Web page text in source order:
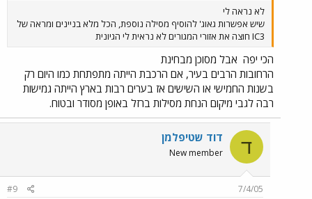
לא נראה לי
שיש אפשרות גאוג' להוסיף מסילה נוספת, הכל מלא בניינים ומראה של
IC3 חוצה את אזורי המגורים לא נראית לי הגיונית
הכי יפה אבל מסוכן מבחינת
הרחובות הרבים בעיר, אם הרכבת הייתה מתפתחת כמו היום רק
בשנות החמישי או השישים אז בערים רבות בארץ הייתה גמישות
רבה לגבי מיקום הנחת מסילות ברזל באופן מסודר ובטוח.
ד דוד שטיפלמן
New member
7/4/05
#9